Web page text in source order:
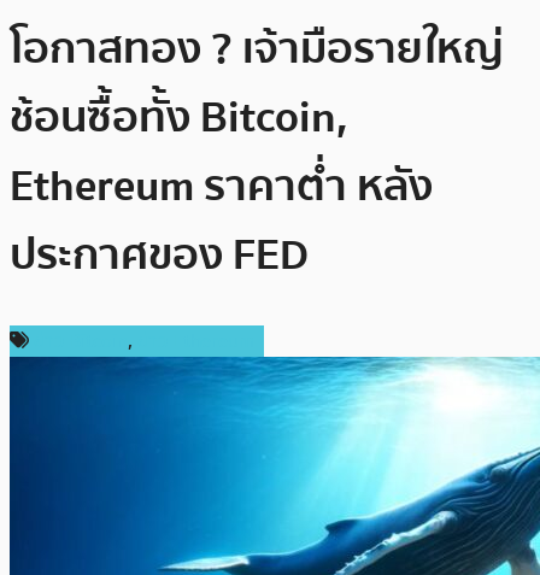
โอกาสทอง ? เจ้ามือรายใหญ่
ช้อนซื้อทั้ง Bitcoin,
Ethereum ราคาต่ำ หลัง
ประกาศของ FED
,